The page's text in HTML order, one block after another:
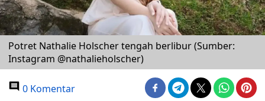
Potret Nathalie Holscher tengah berlibur (Sumber:
Instagram @nathalieholscher)
0 Komentar